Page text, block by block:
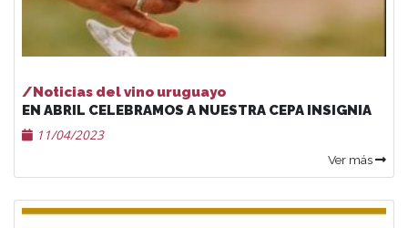
/Noticias del vino uruguayo
EN ABRIL CELEBRAMOS A NUESTRA CEPA INSIGNIA
11/04/2023
Ver más